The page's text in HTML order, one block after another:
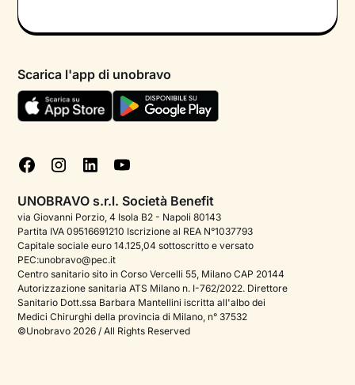
Psicologo in chat
Aiuto urgente
FAQ
Podcast di psicologia
Corporate
Psicologo italiano all'estero
Sala stampa
Bandi e premi
Termini e condizioni
Informativa Privacy
Cookie policy
Gestisci cookie
Scarica l'app di unobravo
UNOBRAVO s.r.l. Società Benefit
via Giovanni Porzio, 4 Isola B2 - Napoli 80143
Partita IVA 09516691210 Iscrizione al REA N°1037793
Capitale sociale euro 14.125,04 sottoscritto e versato
PEC:unobravo@pec.it
Centro sanitario sito in Corso Vercelli 55, Milano CAP 20144
Autorizzazione sanitaria ATS Milano n. I-762/2022. Direttore
Sanitario Dott.ssa Barbara Mantellini iscritta all'albo dei
Medici Chirurghi della provincia di Milano, n° 37532
©Unobravo 2026 / All Rights Reserved